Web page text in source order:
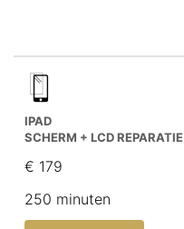
IPAD
SCHERM + LCD REPARATIE
€ 179
250 minuten